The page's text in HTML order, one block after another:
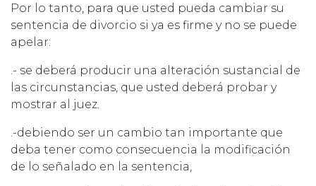
Por lo tanto, para que usted pueda cambiar su
sentencia de divorcio si ya es firme y no se puede
apelar:
.- se deberá producir una alteración sustancial de
las circunstancias, que usted deberá probar y
mostrar al juez.
.-debiendo ser un cambio tan importante que
deba tener como consecuencia la modificación
de lo señalado en la sentencia,